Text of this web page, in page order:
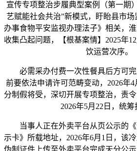
宣传专项整治步履典型案例（第一期
艺赋能社会共治”新模式，盱眙县市
办事食物平安监视办理法子》相关，
收集凸起问题，【根基案情】2025年
饮运营次序。
必需采办付费一次性餐具后方可完
前要依法申请许可范畴变动，2026年
分制假将受，深切开展专项整治，责
2026年5月22日，统筹
当事人正在外卖平台从页公示的《
示卡》所载地址，2026年6月1日，该